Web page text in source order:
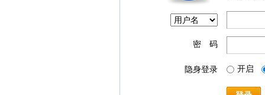
密 码
隐身登录 开启